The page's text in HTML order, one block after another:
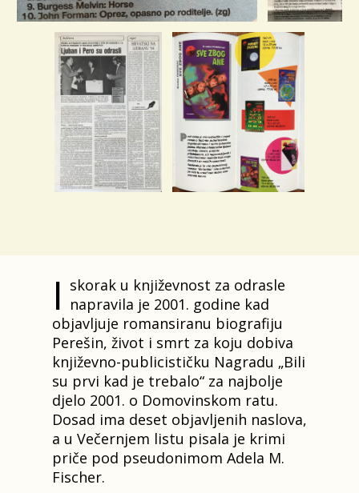
I skorak u književnost za odrasle
napravila je 2001. godine kad
objavljuje romansiranu biografiju
Perešin, život i smrt za koju dobiva
književno-publicističku Nagradu „Bili
su prvi kad je trebalo“ za najbolje
djelo 2001. o Domovinskom ratu.
Dosad ima deset objavljenih naslova,
a u Večernjem listu pisala je krimi
priče pod pseudonimom Adela M.
Fischer.